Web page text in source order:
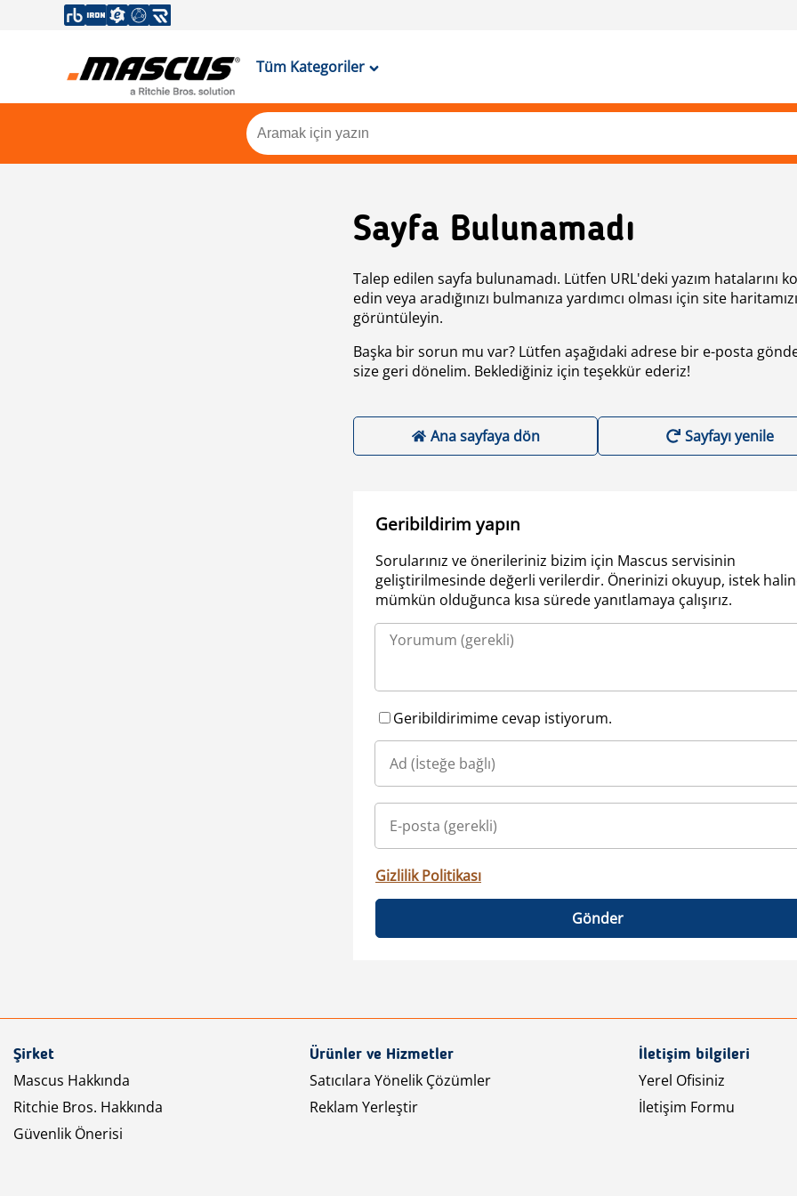
Tüm Kategoriler
Sayfa Bulunamadı
Talep edilen sayfa bulunamadı. Lütfen URL'deki yazım hatalarını
edin veya aradığınızı bulmanıza yardımcı olması için site haritamızı
görüntüleyin.
Başka bir sorun mu var? Lütfen aşağıdaki adrese bir e-posta
size geri dönelim. Beklediğiniz için teşekkür ederiz!
Ana sayfaya dön Sayfayı yenile
Geribildirim yapın
Sorularınız ve önerileriniz bizim için Mascus servisinin
geliştirilmesinde değerli verilerdir. Önerinizi okuyup, istek
mümkün olduğunca kısa sürede yanıtlamaya çalışırız.
Geribildirimime cevap istiyorum.
Gizlilik Politikası
Gönder
Şirket
Mascus Hakkında
Ritchie Bros. Hakkında
Güvenlik Önerisi
Ürünler ve Hizmetler
Satıcılara Yönelik Çözümler
Reklam Yerleştir
İletişim bilgileri
Yerel Ofisiniz
İletişim Formu